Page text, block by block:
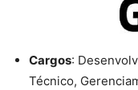
Cargos:
Técnico,